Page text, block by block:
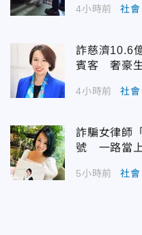
4小時前 社會
詐慈濟10.6
賓客 奢豪
4小時前 社會
詐騙女律師
號 一路當
5小時前 社會